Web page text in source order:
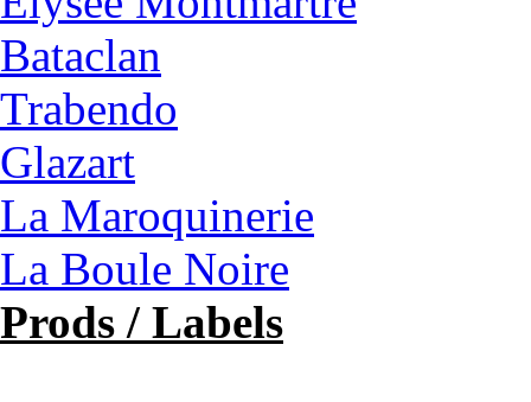
Bataclan
Trabendo
Glazart
La Maroquinerie
La Boule Noire
Prods / Labels